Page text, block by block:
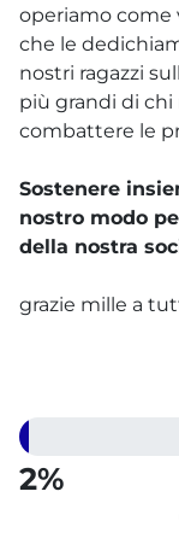
operiamo come
che le
nostri ragazzi
più grandi di chi
combattere le
Sostenere
nostro modo
della nostra
grazie mille a
2%